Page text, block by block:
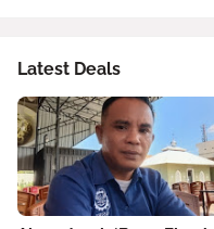
Latest Deals